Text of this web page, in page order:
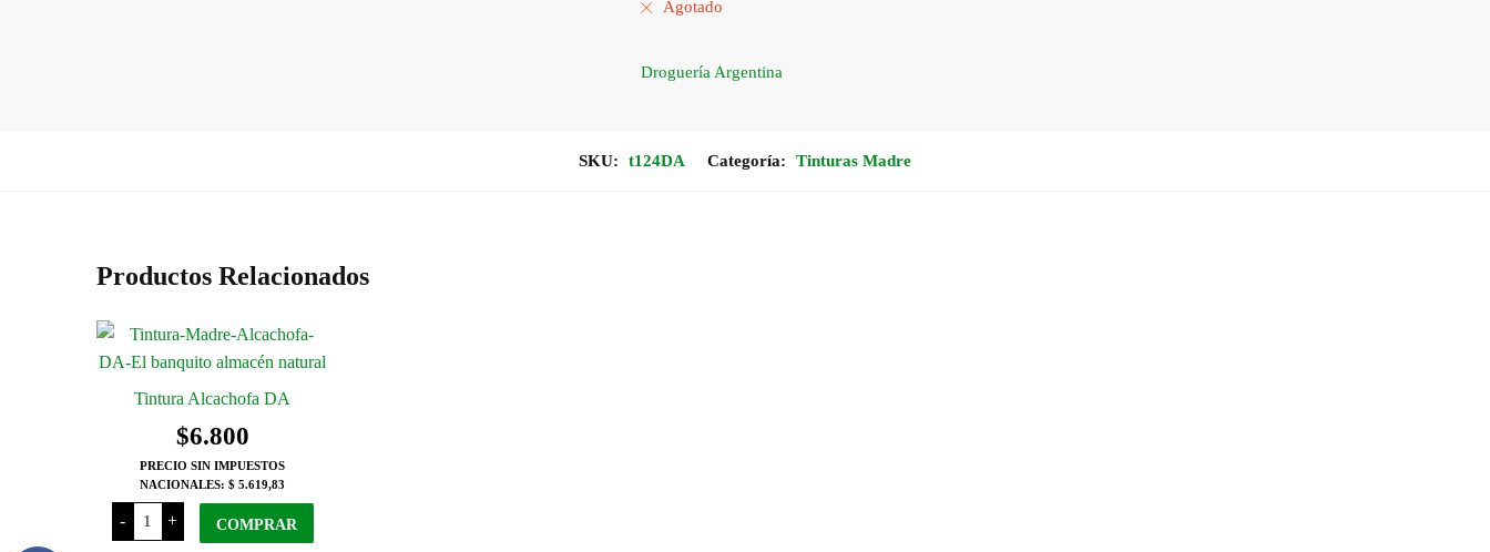
Agotado
Droguería Argentina
SKU: t124DA Categoría: Tinturas Madre
Productos Relacionados
Tintura Alcachofa DA
$6.800
PRECIO SIN IMPUESTOS
NACIONALES:$ 5.619,83
-
Tintura
Alcachofa
DA
+ COMPRAR